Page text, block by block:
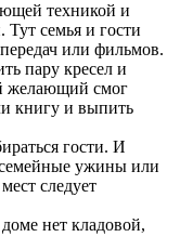
техникой и
Тут семья и гости
или фильмов.
пару кресел и
желающий смог
книгу и выпить
гости. И
семейные ужины или
следует
нет кладовой,